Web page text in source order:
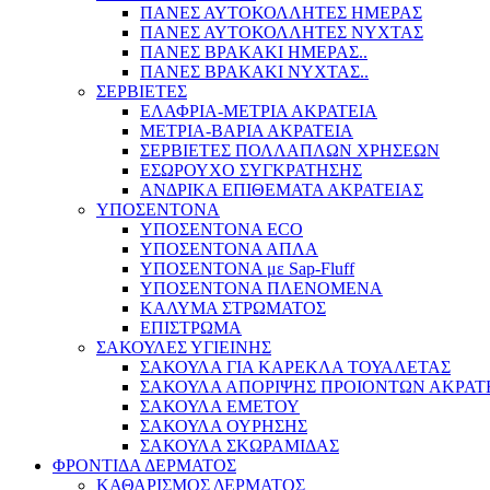
ΠΑΝΕΣ ΑΥΤΟΚΟΛΛΗΤΕΣ ΗΜΕΡΑΣ
ΠΑΝΕΣ ΑΥΤΟΚΟΛΛΗΤΕΣ ΝΥΧΤΑΣ
ΠΑΝΕΣ ΒΡΑΚΑΚΙ ΗΜΕΡΑΣ..
ΠΑΝΕΣ ΒΡΑΚΑΚΙ ΝΥΧΤΑΣ..
ΣΕΡΒΙΕΤΕΣ
ΕΛΑΦΡΙΑ-ΜΕΤΡΙΑ ΑΚΡΑΤΕΙΑ
ΜΕΤΡΙΑ-ΒΑΡΙΑ ΑΚΡΑΤΕΙΑ
ΣΕΡΒΙΕΤΕΣ ΠΟΛΛΑΠΛΩΝ ΧΡΗΣΕΩΝ
ΕΣΩΡΟΥΧΟ ΣΥΓΚΡΑΤΗΣΗΣ
ΑΝΔΡΙΚΑ ΕΠΙΘΕΜΑΤΑ ΑΚΡΑΤΕΙΑΣ
ΥΠΟΣΕΝΤΟΝΑ
ΥΠΟΣΕΝΤΟΝΑ ECO
ΥΠΟΣΕΝΤΟΝΑ ΑΠΛΑ
ΥΠΟΣΕΝΤΟΝΑ με Sap-Fluff
ΥΠΟΣΕΝΤΟΝΑ ΠΛΕΝΟΜΕΝΑ
ΚΑΛΥΜΑ ΣΤΡΩΜΑΤΟΣ
ΕΠΙΣΤΡΩΜΑ
ΣΑΚΟΥΛΕΣ ΥΓΙΕΙΝΗΣ
ΣΑΚΟΥΛΑ ΓΙΑ ΚΑΡΕΚΛΑ ΤΟΥΑΛΕΤΑΣ
ΣΑΚΟΥΛΑ ΑΠΟΡΙΨΗΣ ΠΡΟΙΟΝΤΩΝ
ΣΑΚΟΥΛΑ ΕΜΕΤΟΥ
ΣΑΚΟΥΛΑ ΟΥΡΗΣΗΣ
ΣΑΚΟΥΛΑ ΣΚΩΡΑΜΙΔΑΣ
ΦΡΟΝΤΙΔΑ ΔΕΡΜΑΤΟΣ
ΚΑΘΑΡΙΣΜΟΣ ΔΕΡΜΑΤΟΣ